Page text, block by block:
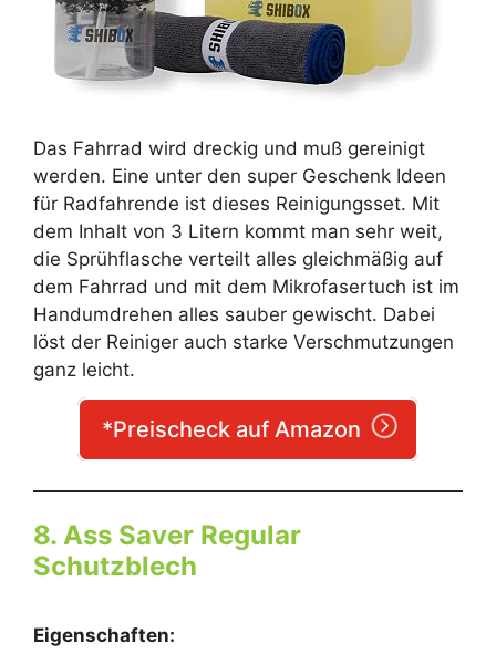
Das Fahrrad wird dreckig und muß gereinigt
werden. Eine unter den super Geschenk Ideen
für Radfahrende ist dieses Reinigungsset. Mit
dem Inhalt von 3 Litern kommt man sehr weit,
die Sprühflasche verteilt alles gleichmäßig auf
dem Fahrrad und mit dem Mikrofasertuch ist im
Handumdrehen alles sauber gewischt. Dabei
löst der Reiniger auch starke Verschmutzungen
ganz leicht.
*Preischeck auf Amazon
8. Ass Saver Regular
Schutzblech
Eigenschaften: